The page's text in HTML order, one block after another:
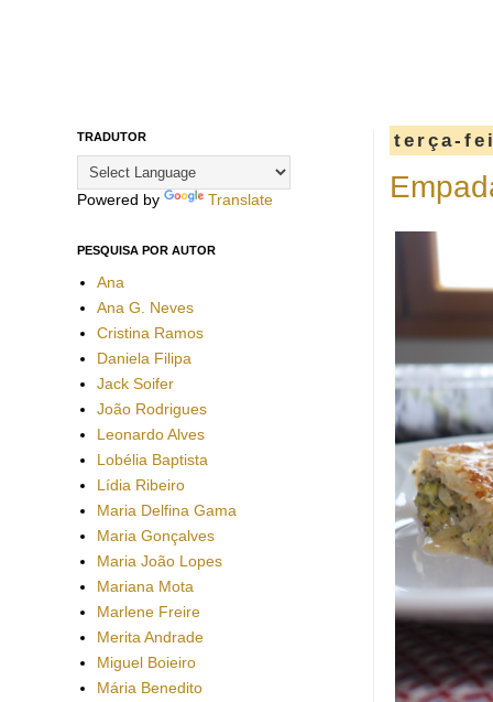
terça-
TRADUTOR
Powered by Translate
PESQUISA POR AUTOR
Ana
Ana G. Neves
Cristina Ramos
Daniela Filipa
Jack Soifer
João Rodrigues
Leonardo Alves
Lobélia Baptista
Lídia Ribeiro
Maria Delfina Gama
Maria Gonçalves
Maria João Lopes
Mariana Mota
Marlene Freire
Merita Andrade
Miguel Boieiro
Mária Benedito